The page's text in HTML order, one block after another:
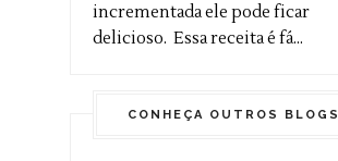
incrementada ele pode ficar
delicioso. Essa receita é fá...
CONHEÇA OUTROS BLOGS